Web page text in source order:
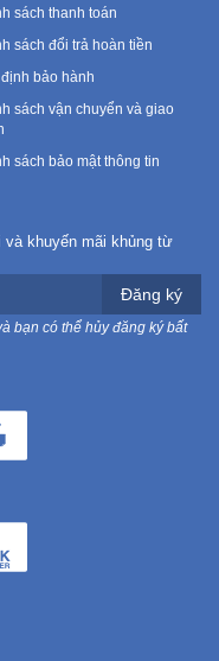
sách thanh toán
sách đổi trả hoàn tiền
bảo hành
sách vận chuyển và giao
sách bảo mật thông tin
và khuyến mãi khủng từ
Đăng ký
bạn có thể hủy đăng ký bất